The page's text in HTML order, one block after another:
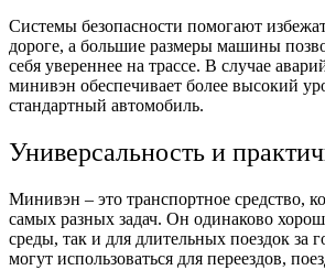
Системы безопасности помогают
дороге, а большие размеры машины
себя увереннее на трассе. В случае
минивэн обеспечивает более высокий
стандартный автомобиль.
Универсальность и
Минивэн – это транспортное средство,
самых разных задач. Он одинаково
среды, так и для длительных поездок за
могут использоваться для переездов,